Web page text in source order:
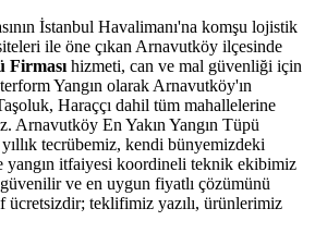
İstanbul Havalimanı'na komşu lojistik
ile öne çıkan Arnavutköy ilçesinde
Firması hizmeti, can ve mal güvenliği için
Yangın olarak Arnavutköy'ın
Haraççı dahil tüm mahallelerine
Arnavutköy En Yakın Yangın Tüpü
tecrübemiz, kendi bünyemizdeki
itfaiyesi koordineli teknik ekibimiz
ve en uygun fiyatlı çözümünü
ücretsizdir; teklifimiz yazılı, ürünlerimiz